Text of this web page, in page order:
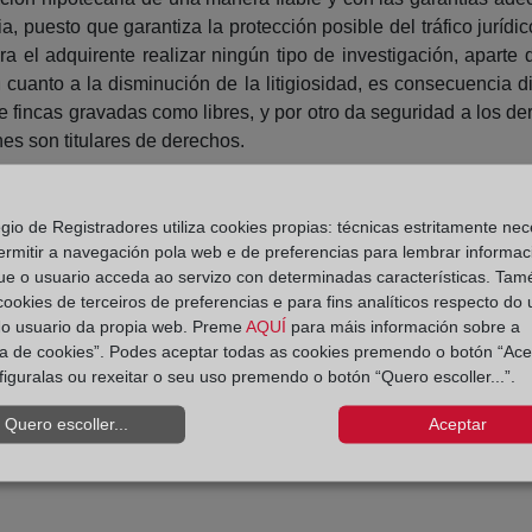
puesto que garantiza la protección posible del tráfico
el adquirente realizar ningún tipo de investigación,
a la disminución de la litigiosidad, es consecuencia
fincas gravadas como libres, y por otro da seguridad a los
son titulares de derechos.
consolidada como sucede con los registros de
estas instituciones no siempre les reconozcamos la
hace tanto tiempo, que no somos capaces de
de Registradores utiliza cookies propias: técnicas estritamente
a navegación pola web e de preferencias para lembrar
o usuario acceda ao servizo con determinadas características.
de terceiros de preferencias e para fins analíticos respecto do
usuario da propia web. Preme AQUÍ para máis información sobre a
de cookies”. Podes aceptar todas as cookies premendo o botón
ou rexeitar o seu uso premendo o botón “Quero escoller...”.
Quero escoller... Aceptar